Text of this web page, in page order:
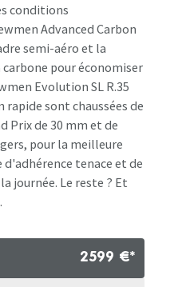
conditions
Advanced Carbon
semi-aéro et la
pour économiser
Evolution SL R.35
sont chaussées de
Prix de 30 mm et de
pour la meilleure
tenace et de
journée. Le reste ? Et
2599 €*